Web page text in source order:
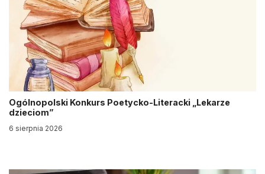
Ogólnopolski Konkurs Poetycko-Literacki „Lekarze
dzieciom”
6 sierpnia 2026